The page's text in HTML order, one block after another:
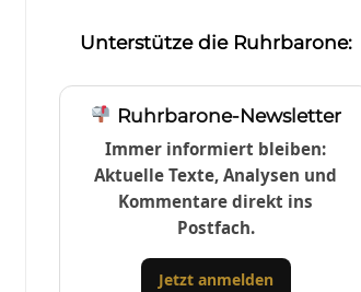
Unterstütze die Ruhrbarone:
Ruhrbarone-Newsletter
Immer informiert bleiben:
Aktuelle Texte, Analysen und
Kommentare direkt ins
Postfach.
Jetzt anmelden